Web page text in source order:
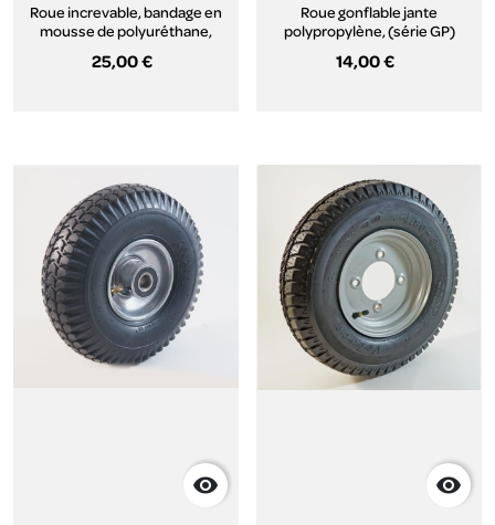
Roue increvable, bandage en
mousse de polyuréthane,
25,00 €
Roue gonflable jante
polypropylène, (série GP)
14,00 €
 